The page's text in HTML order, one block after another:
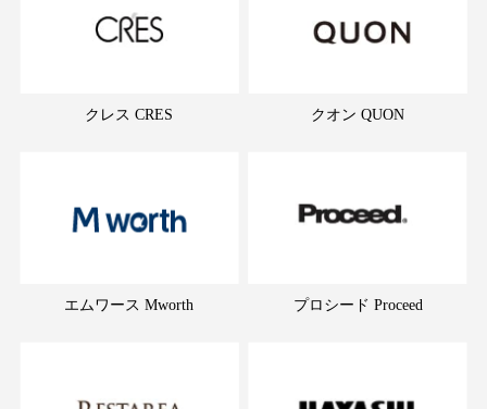
クレス CRES クオン QUON
エムワース Mworth プロシード Proceed